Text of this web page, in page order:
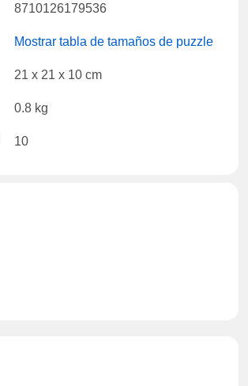
8710126179536
Mostrar tabla de tamaños de puzzle
21 x 21 x 10 cm
0.8 kg
10